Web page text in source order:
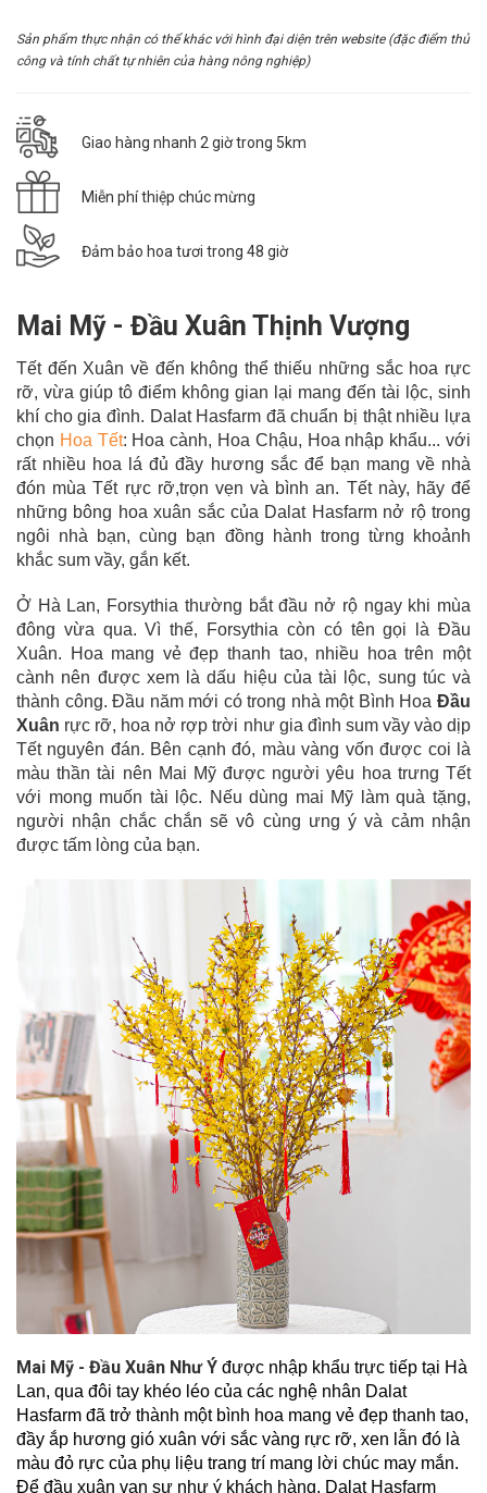
Sản phẩm thực nhận có thể khác với hình đại diện trên website (đặc điểm thủ
công và tính chất tự nhiên của hàng nông nghiệp)
Giao hàng nhanh 2 giờ trong 5km
Miễn phí thiệp chúc mừng
Đảm bảo hoa tươi trong 48 giờ
Mai Mỹ - Đầu Xuân Thịnh Vượng
Tết đến Xuân về đến không thể thiếu những sắc hoa rực
rỡ, vừa giúp tô điểm không gian lại mang đến tài lộc, sinh
khí cho gia đình. Dalat Hasfarm đã chuẩn bị thật nhiều lựa
chọn Hoa Tết: Hoa cành, Hoa Chậu, Hoa nhập khẩu... với
rất nhiều hoa lá đủ đầy hương sắc để bạn mang về nhà
đón mùa Tết rực rỡ,trọn vẹn và bình an. Tết này, hãy để
những bông hoa xuân sắc của Dalat Hasfarm nở rộ trong
ngôi nhà bạn, cùng bạn đồng hành trong từng khoảnh
khắc sum vầy, gắn kết.
Ở Hà Lan, Forsythia thường bắt đầu nở rộ ngay khi mùa
đông vừa qua. Vì thế, Forsythia còn có tên gọi là Đầu
Xuân. Hoa mang vẻ đẹp thanh tao, nhiều hoa trên một
cành nên được xem là dấu hiệu của tài lộc, sung túc và
thành công. Đầu năm mới có trong nhà một Bình Hoa Đầu
Xuân rực rỡ, hoa nở rợp trời như gia đình sum vầy vào dịp
Tết nguyên đán. Bên cạnh đó, màu vàng vốn được coi là
màu thần tài nên Mai Mỹ được người yêu hoa trưng Tết
với mong muốn tài lộc. Nếu dùng mai Mỹ làm quà tặng,
người nhận chắc chắn sẽ vô cùng ưng ý và cảm nhận
được tấm lòng của bạn.
Mai Mỹ - Đầu Xuân Như Ý được nhập khẩu trực tiếp tại Hà
Lan, qua đôi tay khéo léo của các nghệ nhân Dalat
Hasfarm đã trở thành một bình hoa mang vẻ đẹp thanh tao,
đầy ắp hương gió xuân với sắc vàng rực rỡ, xen lẫn đó là
màu đỏ rực của phụ liệu trang trí mang lời chúc may mắn.
Để đầu xuân vạn sự như ý khách hàng, Dalat Hasfarm